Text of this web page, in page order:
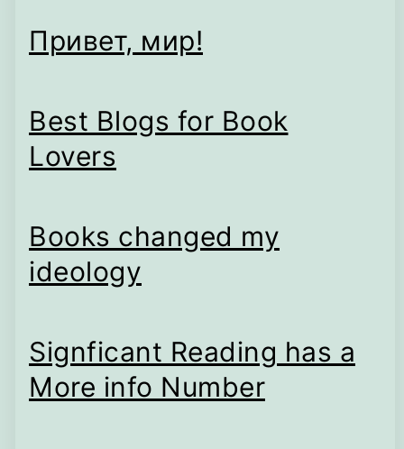
Привет, мир!
Best Blogs for Book
Lovers
Books changed my
ideology
Signficant Reading has a
More info Number